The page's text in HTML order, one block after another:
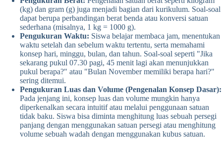
(kg) dan gram (g) juga menjadi bagian dari kurikulum. Soal-soal
dapat berupa perbandingan berat benda atau konversi satuan
sederhana (misalnya, 1 kg = 1000 g).
Pengukuran Waktu: Siswa belajar membaca jam, menentukan
waktu setelah dan sebelum waktu tertentu, serta memahami
konsep hari, minggu, bulan, dan tahun. Soal-soal seperti "Jika
sekarang pukul 07.30 pagi, 45 menit lagi akan menunjukkan
pukul berapa?" atau "Bulan November memiliki berapa hari?"
sering ditemui.
Pengukuran Luas dan Volume (Pengenalan Konsep Dasar):
Pada jenjang ini, konsep luas dan volume mungkin hanya
diperkenalkan secara intuitif atau melalui penggunaan satuan
tidak baku. Siswa bisa diminta menghitung luas sebuah persegi
panjang dengan menggunakan satuan persegi atau menghitung
volume sebuah wadah dengan menggunakan kubus satuan.